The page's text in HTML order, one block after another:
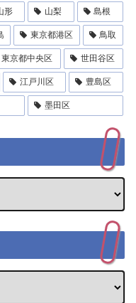
形 山梨 島根
東京都港区 鳥取
東京都中央区 世田谷区
江戸川区 豊島区
墨田区